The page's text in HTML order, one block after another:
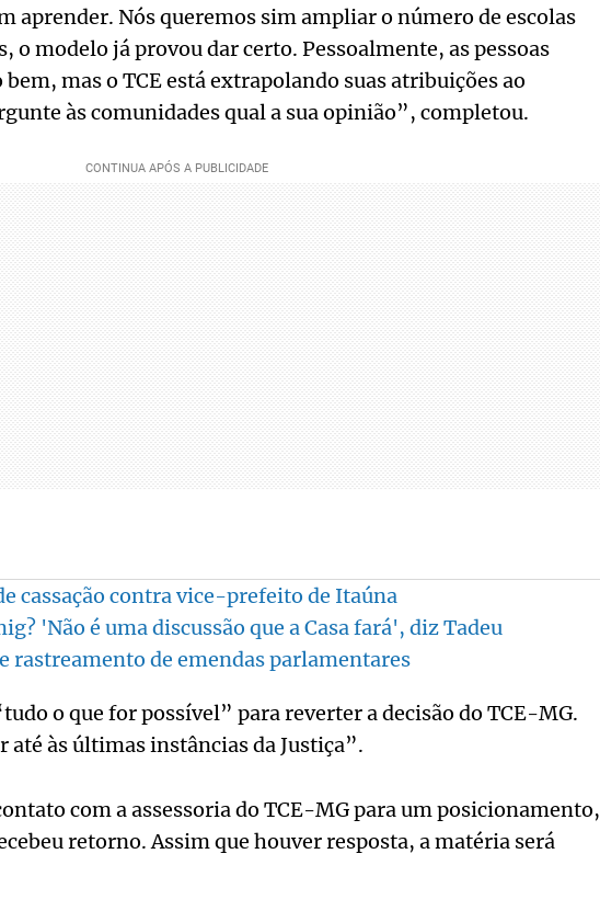
aprender. Nós queremos sim ampliar o número de escolas
modelo já provou dar certo. Pessoalmente, as pessoas
mas o TCE está extrapolando suas atribuições ao
às comunidades qual a sua opinião”, completou.
cassação contra vice-prefeito de Itaúna
'Não é uma discussão que a Casa fará', diz Tadeu
rastreamento de emendas parlamentares
o que for possível” para reverter a decisão do TCE-MG.
até às últimas instâncias da Justiça”.
com a assessoria do TCE-MG para um posicionamento,
retorno. Assim que houver resposta, a matéria será